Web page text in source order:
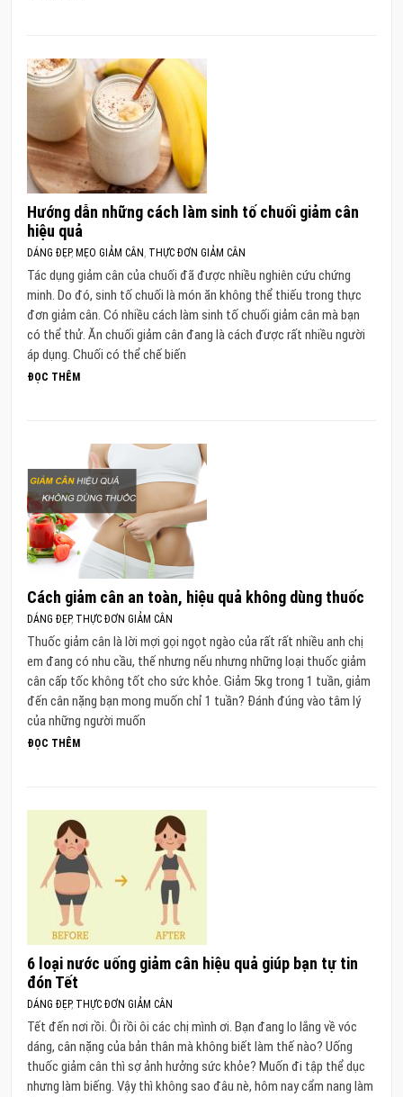
Hướng dẫn những cách làm sinh tố chuối giảm cân
hiệu quả
DÁNG ĐẸP, MẸO GIẢM CÂN , THỰC ĐƠN GIẢM CÂN
Tác dụng giảm cân của chuối đã được nhiều nghiên cứu chứng
minh. Do đó, sinh tố chuối là món ăn không thể thiếu trong thực
đơn giảm cân. Có nhiều cách làm sinh tố chuối giảm cân mà bạn
có thể thử. Ăn chuối giảm cân đang là cách được rất nhiều người
áp dụng. Chuối có thể chế biến
ĐỌC THÊM
Cách giảm cân an toàn, hiệu quả không dùng thuốc
DÁNG ĐẸP, THỰC ĐƠN GIẢM CÂN
Thuốc giảm cân là lời mợi gọi ngọt ngào của rất rất nhiều anh chị
em đang có nhu cầu, thế nhưng nếu nhưng những loại thuốc giảm
cân cấp tốc không tốt cho sức khỏe. Giảm 5kg trong 1 tuần, giảm
đến cân nặng bạn mong muốn chỉ 1 tuần? Đánh đúng vào tâm lý
của những người muốn
ĐỌC THÊM
6 loại nước uống giảm cân hiệu quả giúp bạn tự tin
đón Tết
DÁNG ĐẸP, THỰC ĐƠN GIẢM CÂN
Tết đến nơi rồi. Ôi rồi ôi các chị mình ơi. Bạn đang lo lắng về vóc
dáng, cân nặng của bản thân mà không biết làm thế nào? Uống
thuốc giảm cân thì sợ ảnh hưởng sức khỏe? Muốn đi tập thể dục
nhưng làm biếng. Vậy thì không sao đâu nè, hôm nay cẩm nang làm